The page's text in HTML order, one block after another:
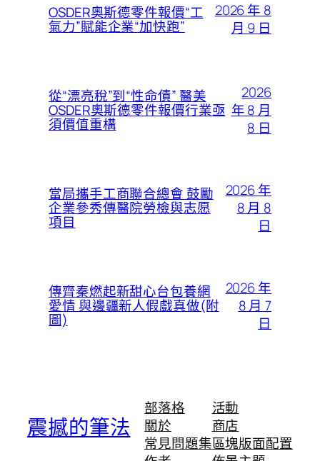
OSDER奧斯德零件報價“工
氣力”賦能企業“加快跑”
2026 年 8
月 9 日
從“漂亮稅”到“性命債” 醫美
OSDER奧斯德零件報價行業亟
須價值重構
2026
年 8 月
8 日
當局攜手工商聯合總會 鼓勵
企業參秀傳醫院勞檢與志愿
項目
2026 年
8 月 8
日
傳齊秦燃起新甜心台包養網
愛情 與邊疆新人假戲真做(附
圖)
2026 年
8 月 7
日
震撼的筆法
部落格
關於
常見問題集
活動
商店
區塊版面配置